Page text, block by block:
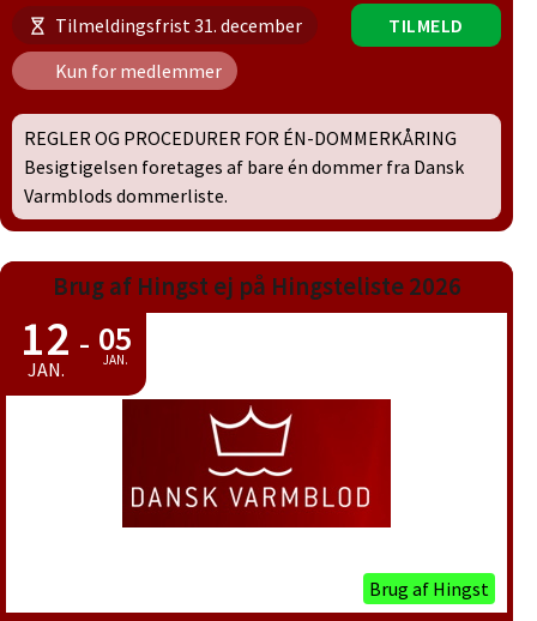
Tilmeldingsfrist 31. december
Kun for medlemmer
TILMELD
REGLER OG PROCEDURER FOR ÉN-DOMMERKÅRING
Besigtigelsen foretages af bare én dommer fra Dansk
Varmblods dommerliste.
Brug af Hingst ej på Hingsteliste 2026
12
JAN.
- 05
JAN.
Brug af Hingst